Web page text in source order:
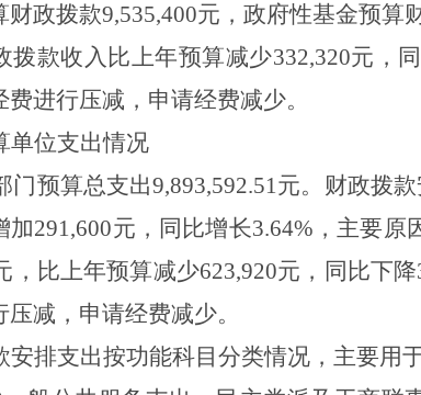
财政拨款9,535,400元，政府性基金预算
拨款收入比上年预算减少332,320元，
进行压减，申请经费减少。
单位支出情况
门预算总支出9,893,592.51元。财政拨
加291,600元，同比增长3.64%，主要
，比上年预算减少623,920元，同比下
减，申请经费减少。
安排支出按功能科目分类情况，主要用